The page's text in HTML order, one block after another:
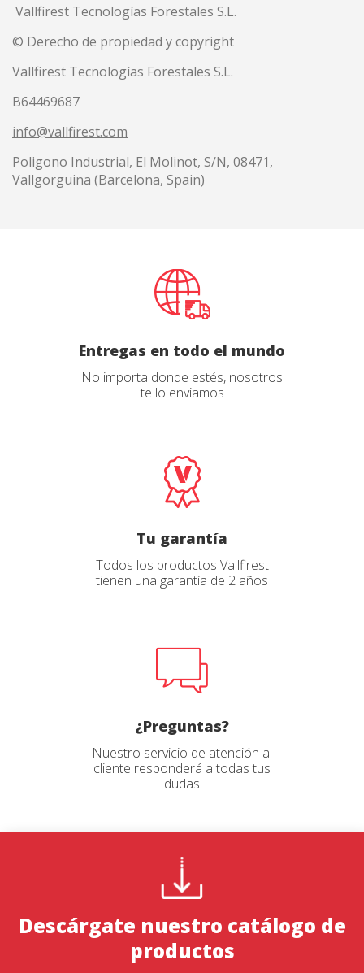
Vallfirest Tecnologías Forestales S.L.
© Derecho de propiedad y copyright
Vallfirest Tecnologías Forestales S.L.
B64469687
info@vallfirest.com
Poligono Industrial, El Molinot, S/N, 08471,
Vallgorguina (Barcelona, Spain)
Entregas en todo el mundo
No importa donde estés, nosotros
te lo enviamos
Tu garantía
Todos los productos Vallfirest
tienen una garantía de 2 años
¿Preguntas?
Nuestro servicio de atención al
cliente responderá a todas tus
dudas
Descárgate nuestro catálogo de
productos